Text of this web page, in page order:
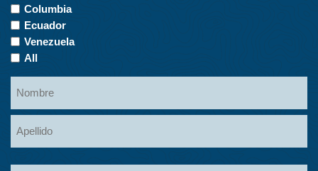
Columbia
Ecuador
Venezuela
All
Nombre